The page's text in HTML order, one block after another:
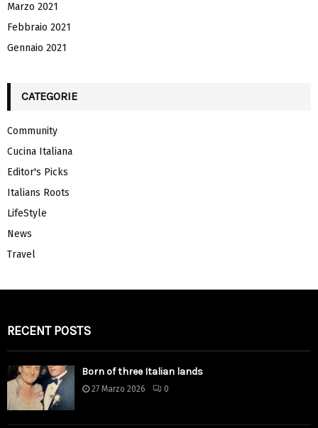
Marzo 2021
Febbraio 2021
Gennaio 2021
CATEGORIE
Community
Cucina Italiana
Editor's Picks
Italians Roots
LifeStyle
News
Travel
RECENT POSTS
Born of three Italian lands
27 Marzo 2026 0